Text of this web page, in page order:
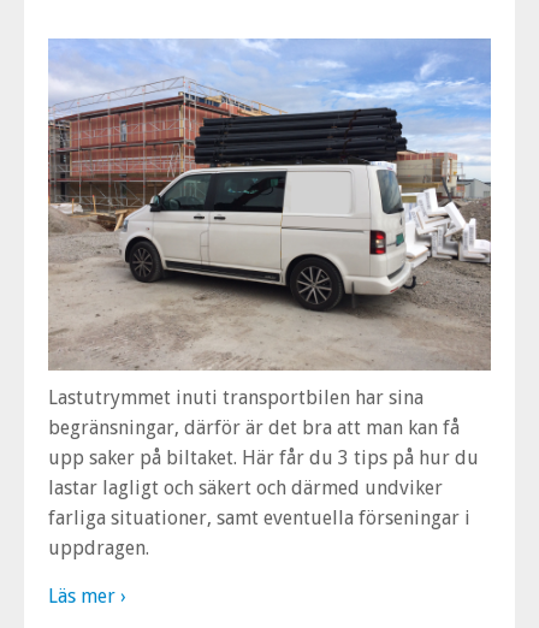
Lastutrymmet inuti transportbilen har sina
begränsningar, därför är det bra att man kan få
upp saker på biltaket. Här får du 3 tips på hur du
lastar lagligt och säkert och därmed undviker
farliga situationer, samt eventuella förseningar i
uppdragen.
Läs mer ›